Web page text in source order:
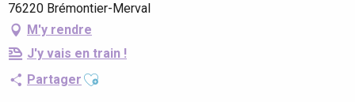
76220 Brémontier-Merval
M'y rendre
J'y vais en train !
Partager Ajouter aux favoris